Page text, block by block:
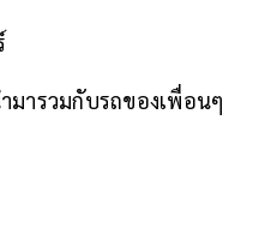
มารวมกับรถของเพื่อนๆ